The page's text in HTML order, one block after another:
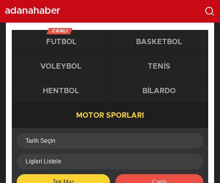
adanahaber
CANLI
FUTBOL BASKETBOL
VOLEYBOL TENIS
HENTBOL BILARDO
MOTOR SPORLARI
Tarih Seçin
Ligleri Listele